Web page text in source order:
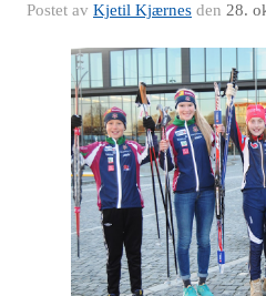
Postet av Kjetil Kjærnes den 28.